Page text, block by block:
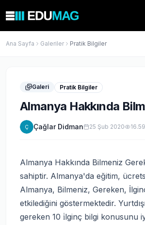
Ana Sayfa Galeriler Pratik Bilgiler
Galeri Pratik Bilgiler
Almanya Hakkında
Ç Çağlar Didman 25 Şub 2020
Almanya Hakkında Bilmeniz
sahiptir. Almanya'da eğitim,
Almanya, Bilmeniz, Gereken,
etkilediğini göstermektedir.
gereken 10 i̇lginç bilgi konusunu